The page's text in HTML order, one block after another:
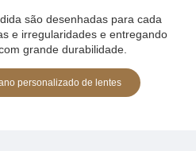
são desenhadas para cada
e irregularidades e entregando
grande durabilidade.
personalizado de lentes